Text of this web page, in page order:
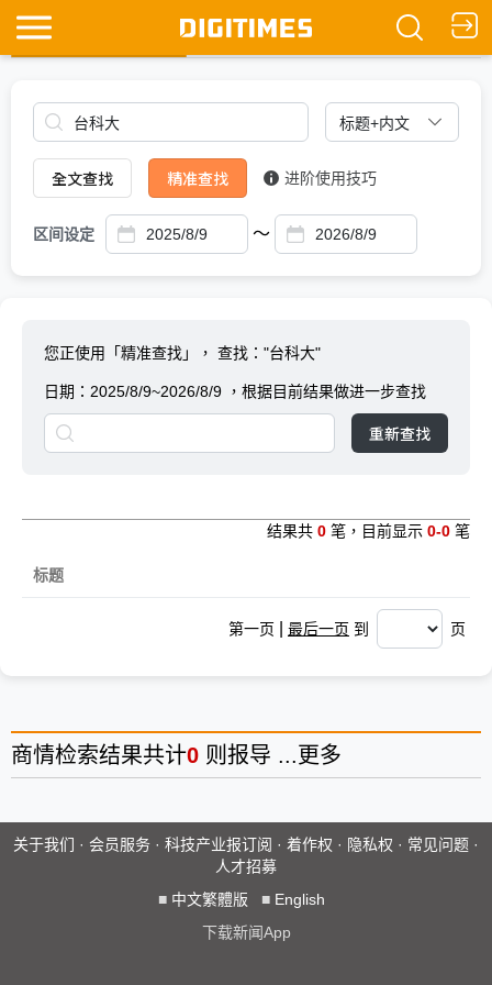
Ask DIGITIMES
全文查找 精准查找 进阶使用技巧
区间设定 ～
您正使用「精准查找」， 查找："台科大"
日期： 2025/8/9~2026/8/9 ，根据目前结果做进一步查找
重新查找
结果共 0 笔，目前显示 0-0 笔
标题
第一页 最后一页 到 页
商情检索结果共计0 则报导 ... 更多
关于我们 · 会员服务 · 科技产业报订阅 · 着作权 · 隐私权 · 常见问题 ·
人才招募
■ 中文繁體版 ■ English
下载新闻App